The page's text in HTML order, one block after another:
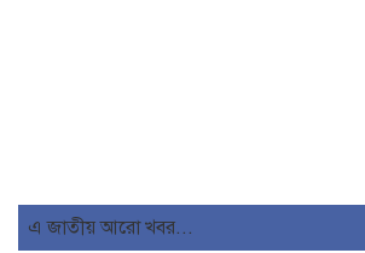
এ জাতীয় আরো খবর...